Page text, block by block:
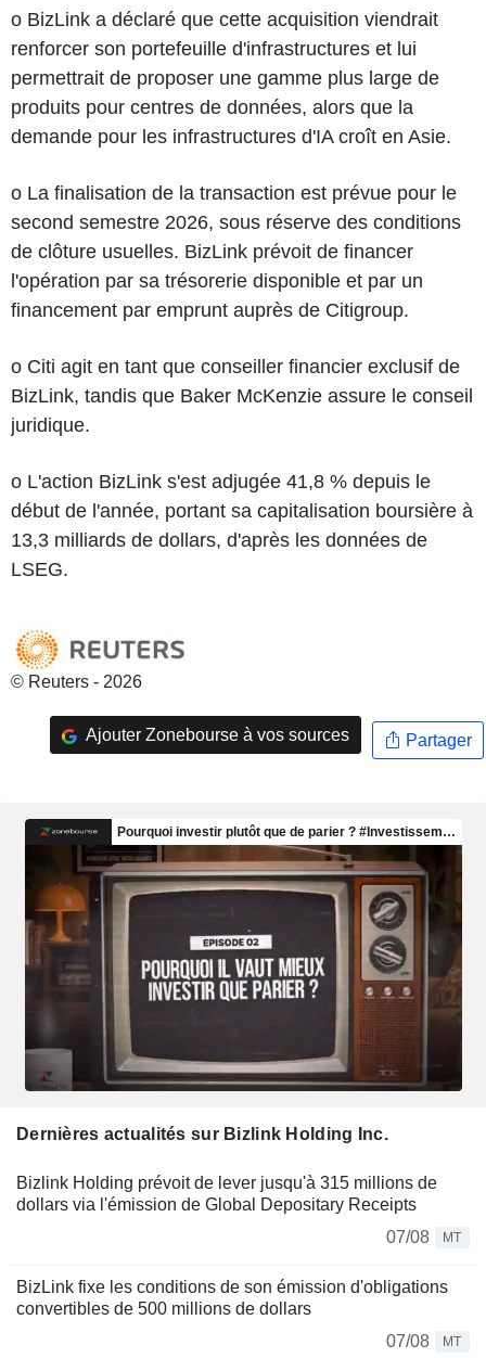
o BizLink a déclaré que cette acquisition viendrait
renforcer son portefeuille d'infrastructures et lui
permettrait de proposer une gamme plus large de
produits pour centres de données, alors que la
demande pour les infrastructures d'IA croît en Asie.
o La finalisation de la transaction est prévue pour le
second semestre 2026, sous réserve des conditions
de clôture usuelles. BizLink prévoit de financer
l'opération par sa trésorerie disponible et par un
financement par emprunt auprès de Citigroup.
o Citi agit en tant que conseiller financier exclusif de
BizLink, tandis que Baker McKenzie assure le conseil
juridique.
o L'action BizLink s'est adjugée 41,8 % depuis le
début de l'année, portant sa capitalisation boursière à
13,3 milliards de dollars, d'après les données de
LSEG.
© Reuters - 2026
Ajouter Zonebourse à vos sources Partager
Dernières actualités sur Bizlink Holding Inc.
Bizlink Holding prévoit de lever jusqu'à 315 millions de
dollars via l'émission de Global Depositary Receipts
07/08
MT
BizLink fixe les conditions de son émission d'obligations
convertibles de 500 millions de dollars
07/08
MT